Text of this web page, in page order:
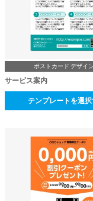
ポストカード デザイ
サービス案内
テンプレートを選択